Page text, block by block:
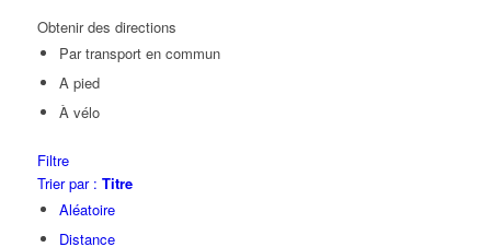
Obtenir des directions
Par transport en commun
A pied
À vélo
Filtre
Trier par : Titre
Aléatoire
Distance